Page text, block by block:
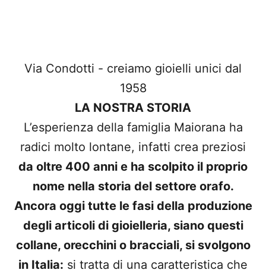
Via Condotti - creiamo gioielli unici dal
1958
LA NOSTRA STORIA
L’esperienza della famiglia Maiorana ha
radici molto lontane, infatti crea preziosi
da oltre 400 anni e ha scolpito il proprio
nome nella storia del settore orafo.
Ancora oggi tutte le fasi della produzione
degli articoli di gioielleria, siano questi
collane, orecchini o bracciali, si svolgono
in Italia: si tratta di una caratteristica che